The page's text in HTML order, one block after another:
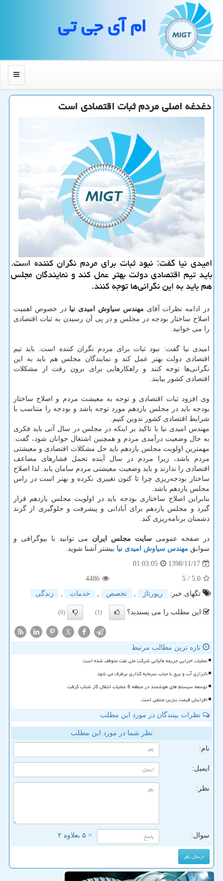
ام آی جی تی
منو
دغدغه اصلی مردم ثبات اقتصادی است
امیدی نیا گفت: نبود ثبات برای مردم نگران كننده است.
باید تیم اقتصادی دولت بهتر عمل كند و نمایندگان مجلس
هم باید به این نگرانی‌ها توجه كنند.
در ادامه نظرات آقای مهندس سیاوش امیدی نیا در خصوص اهمیت
اصلاح ساختار بودجه در مجلس و در پی آن رسیدن به ثبات اقتصادی
را می خوانید.
امیدی نیا گفت: نبود ثبات برای مردم نگران کننده است. باید تیم
اقتصادی دولت بهتر عمل کند و نمایندگان مجلس هم باید به این
نگرانی‌ها توجه کنند و راهکار‌هایی برای برون رفت از مشکلات
اقتصادی کشور بیابند.
وی افزود ثبات اقتصادی و توجه به معیشت مردم و اصلاح ساختار
بودجه باید در مجلس یازدهم مورد توجه باشد و بودجه را متناسب با
شرایط اقتصادی کشور تدوین کنیم.
مهندس امیدی نیا با تاکید بر اینکه در مجلس در سال آتی باید فکری
به حال وضعیت درآمدی مردم و همچنین اشتغال جوانان شود، گفت:
مهمترین اولویت مجلس یازدهم باید حل مشکلات اقتصادی و معیشتی
مردم باشد، زیرا مردم در سال آینده تحمل فشارهای مضاعف
اقتصادی را ندارند و باید وضعیت معیشتی مردم سامان یابد. لذا اصلاح
ساختار بودجه‌ریزی چرا تا کنون تغییری نکرده و بهتر است در راس
مجلس یازدهم باشد.
بنابراین اصلاح ساختاری بودجه باید در اولویت مجلس یازدهم قرار
گیرد و مجلس یازدهم برای آبادانی و پیشرفت و جلوگیری از گزند
دشمنان برنامه‌ریزی کند.
در صفحه عمومی سایت مجلس ایران می توانید با بیوگرافی و
سوابق مهندس سیاوش امیدی نیا بیشتر آشنا شوید.
1398/11/17
01:03:05
5.0
/ 5
4486
تگهای خبر:
رپورتاژ , تخصص , خدمات , زندگی
این مطلب را می پسندید؟ (1)
(0)
X
تازه ترین مطالب مرتبط
عملیات اجرایی جریمه مالیاتی شرکت ملی نفت متوقف شده است
ناترازی آب و برق با جذب سرمایه گذاری برطرف می شود
توسعه سیستم های هوشمند در منطقه 8 عملیات انتقال گاز شتاب گرفت
افزایش قیمت بنزین منتفی است
نظرات بینندگان در مورد این مطلب
نظر شما در مورد این مطلب
نام:
ایمیل:
نظر:
سوال: = ۵ بعلاوه ۲